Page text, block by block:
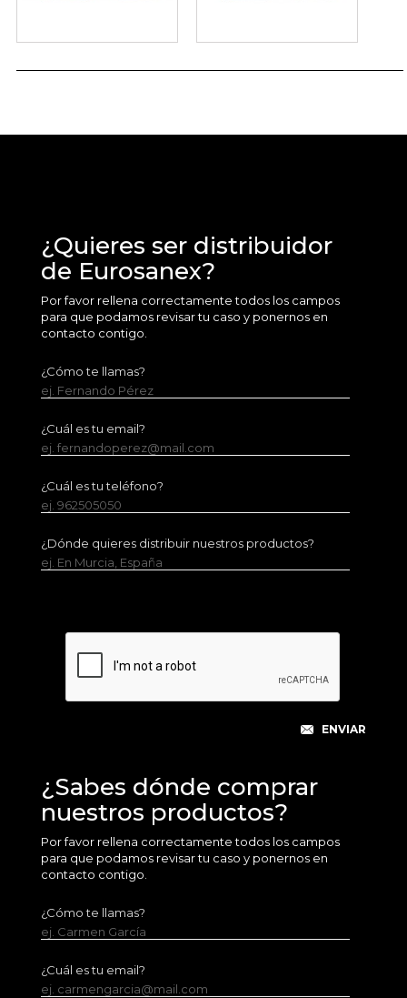
¿Quieres ser distribuidor
de Eurosanex?
Por favor rellena correctamente todos los campos
para que podamos revisar tu caso y ponernos en
contacto contigo.
¿Cómo te llamas?
ej. Fernando Pérez
¿Cuál es tu email?
ej. fernandoperez@mail.com
¿Cuál es tu teléfono?
ej. 962505050
¿Dónde quieres distribuir nuestros productos?
ej. En Murcia, España
¿Sabes dónde comprar
nuestros productos?
Por favor rellena correctamente todos los campos
para que podamos revisar tu caso y ponernos en
contacto contigo.
¿Cómo te llamas?
ej. Carmen García
¿Cuál es tu email?
ej. carmengarcia@mail.com